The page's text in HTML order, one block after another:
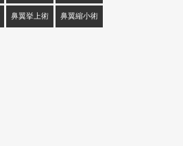
鼻翼挙上術 鼻翼縮小術